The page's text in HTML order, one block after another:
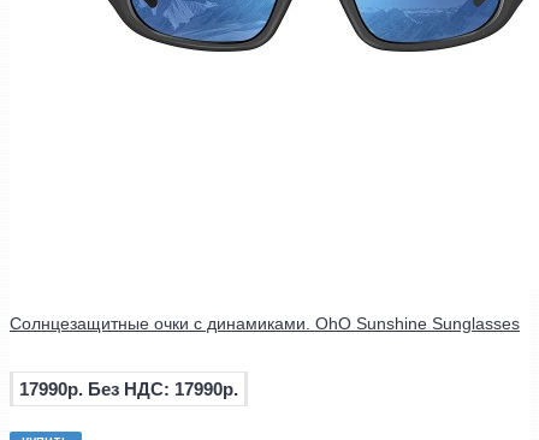
Солнцезащитные очки с динамиками. OhO Sunshine Sunglasses
17990р. Без НДС: 17990р.